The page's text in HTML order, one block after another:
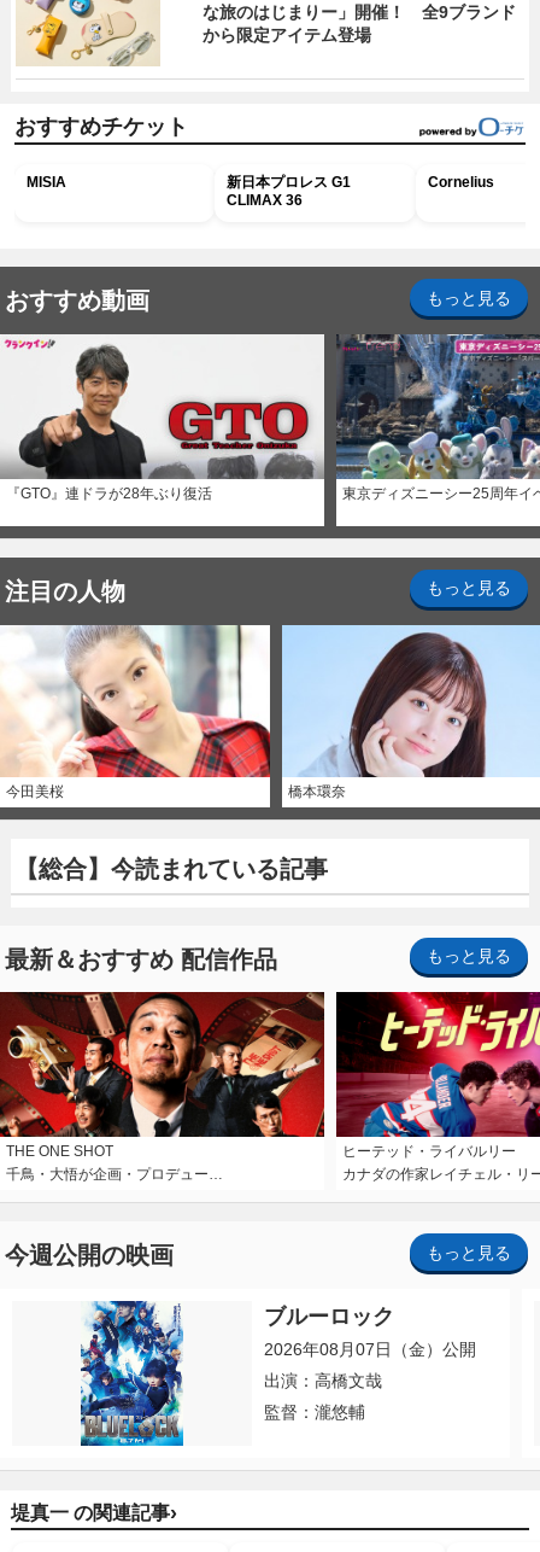
な旅のはじまりー」開催！ 全9ブランド
から限定アイテム登場
おすすめチケット
MISIA
新日本プロレス G1
CLIMAX 36
Cornelius
おすすめ動画 もっと見る
『GTO』連ドラが28年ぶり復活 東京ディズニーシー25周年イ
注目の人物 もっと見る
今田美桜 橋本環奈
【総合】今読まれている記事
最新＆おすすめ 配信作品 もっと見る
THE ONE SHOT
千鳥・大悟が企画・プロデュー…
ヒーテッド・ライバルリー
カナダの作家レイチェル・リ
今週公開の映画 もっと見る
ブルーロック
2026年08月07日（金）公開
出演：高橋文哉
監督：瀧悠輔
堤真一 の関連記事›